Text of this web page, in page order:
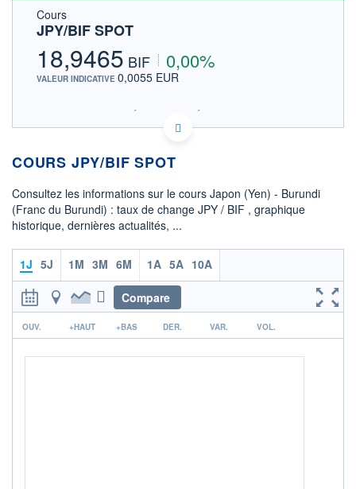
Cours
JPY/BIF SPOT
18,9465 BIF 0,00%
VALEUR INDICATIVE 0,0055 EUR
SIX - FOREX 2 DONNÉES TEMPS RÉEL
Politique d'exécution
15h29
19,0
OUVERTURE
18,9357
CLÔTURE VEILLE
18,9465 18,9357
COURS JPY/BIF SPOT
Consultez les informations sur le cours Japon (Yen) - Burundi
(Franc du Burundi) : taux de change JPY / BIF , graphique
historique, dernières actualités, ...
1J 5J 1M 3M 6M 1A 5A 10A
Compare
r
OUV. +HAUT +BAS DER. VAR. VOL.